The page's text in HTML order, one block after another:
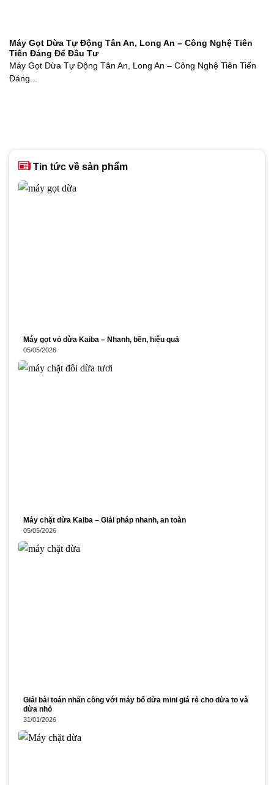
Máy Gọt Dừa Tự Động Tân An, Long An – Công Nghệ Tiên
Tiến Đáng Để Đầu Tư
Máy Gọt Dừa Tự Động Tân An, Long An – Công Nghệ Tiên Tiến
Đáng...
Tin tức về sản phẩm
Máy gọt vỏ dừa Kaiba – Nhanh, bền, hiệu quả
05/05/2026
Máy chặt dừa Kaiba – Giải pháp nhanh, an toàn
05/05/2026
Giải bài toán nhân công với máy bổ dừa mini giá rẻ cho dừa to và
dừa nhỏ
31/01/2026